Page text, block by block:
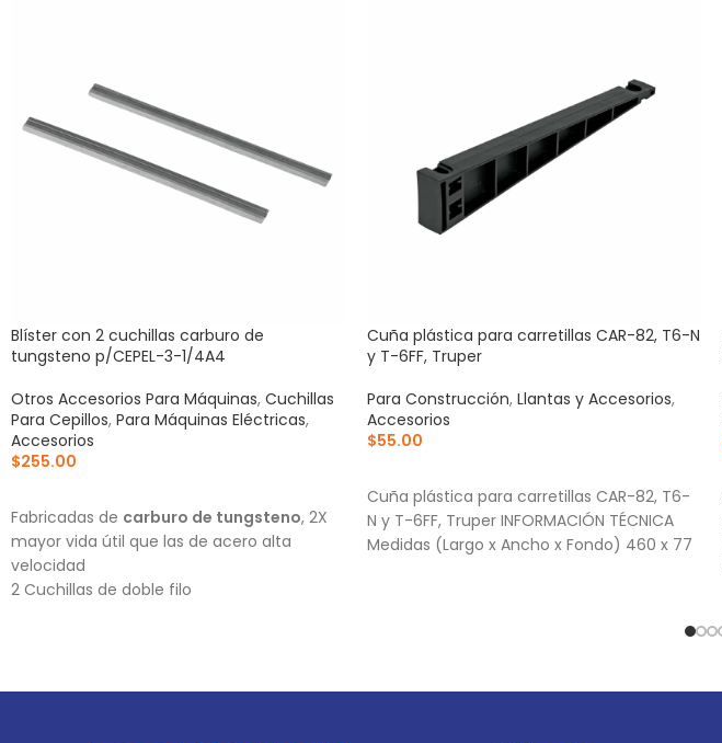
Blíster con 2 cuchillas carburo de
tungsteno p/CEPEL-3-1/4A4
Otros Accesorios Para Máquinas, Cuchillas
Para Cepillos, Para Máquinas Eléctricas,
Accesorios
$255.00
Fabricadas de carburo de tungsteno, 2X
mayor vida útil que las de acero alta
velocidad
2 Cuchillas de doble filo
Truper®
Cuña plástica para carretillas CAR-82, T6-N
y T-6FF, Truper
Para Construcción, Llantas y Accesorios,
Accesorios
$55.00
Cuña plástica para carretillas CAR-82, T6-
N y T-6FF, Truper INFORMACIÓN TÉCNICA
Medidas (Largo x Ancho x Fondo) 460 x 77